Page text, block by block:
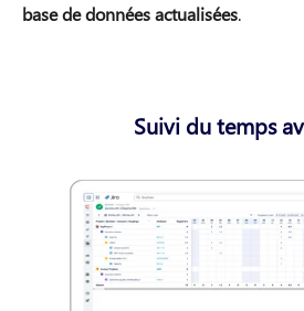
base de données actualisées.
Suivi du temps